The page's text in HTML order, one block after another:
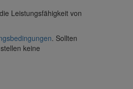
Leistungsfähigkeit von
. Sollten
keine